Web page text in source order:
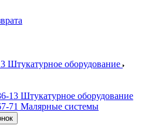
Штукатурное оборудование
13 Штукатурное оборудование
71 Малярные системы